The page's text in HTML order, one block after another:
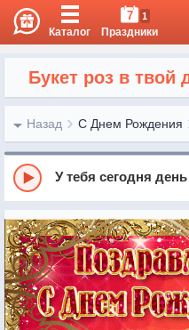
Каталог
7 1
Праздники
Букет роз в твой
Назад С Днем Рождения
У тебя сегодня